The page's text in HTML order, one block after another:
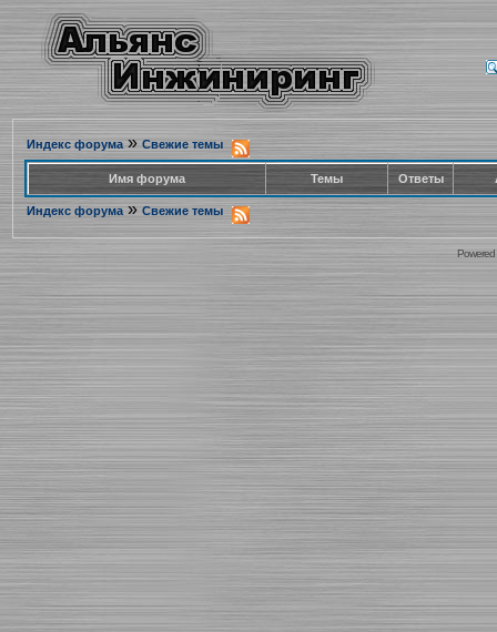
Индекс форума» Свежие темы
Имя форума Темы Ответы
Индекс форума » Свежие темы